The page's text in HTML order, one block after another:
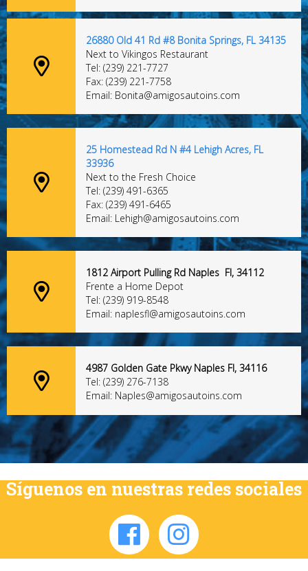
26880 Old 41 Rd #8 Bonita Springs, FL 34135
Next to Vikingos Restaurant
Tel: (239) 221-7727
Fax: (239) 221-7758
Email: Bonita@amigosautoins.com
25 Homestead Rd N #4 Lehigh Acres, FL
33936
Next to the Fresh Choice
Tel: (239) 491-6365
Fax: (239) 491-6465
Email: Lehigh@amigosautoins.com
1812 Airport Pulling Rd Naples Fl, 34112
Frente a Home Depot
Tel: (239) 919-8548
Email: naplesfl@amigosautoins.com
4987 Golden Gate Pkwy Naples Fl, 34116
Tel: (239) 276-7138
Email: Naples@amigosautoins.com
Síguenos en nuestras redes sociales